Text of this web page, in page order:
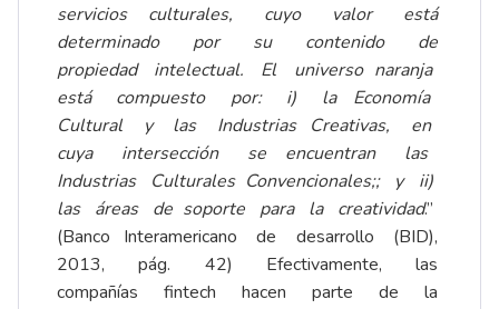
servicios culturales, cuyo valor está
determinado por su contenido de
propiedad intelectual. El universo naranja
está compuesto por: i) la Economía
Cultural y las Industrias Creativas, en
cuya intersección se encuentran las
Industrias
Culturales Convencionales;; y ii)
las áreas de soporte para la creatividad.’’
(Banco Interamericano de desarrollo (BID),
2013, pág. 42) Efectivamente, las
compañías fintech hacen parte de la